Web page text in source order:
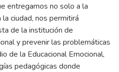
entregamos no solo a la
ciudad, nos permitirá
de la institución de
y prevenir las problemáticas
de la Educacional Emocional,
pedagógicas donde